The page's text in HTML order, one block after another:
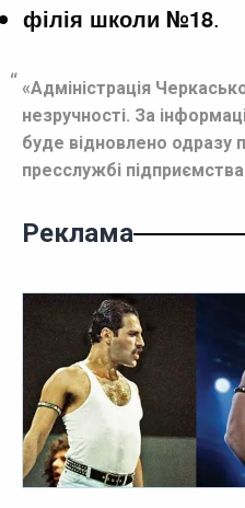
філія школи №18.
«Адміністрація
незручності. За
буде відновлено одразу
пресслужбі
Реклама